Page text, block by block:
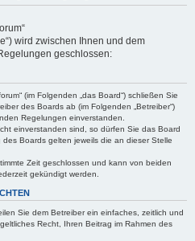
wird zwischen Ihnen und dem
geschlossen:
(im Folgenden „das Board“) schließen Sie
des Boards ab (im Folgenden „Betreiber“)
Regelungen einverstanden.
einverstanden sind, so dürfen Sie das Board
Boards gelten jeweils die an dieser Stelle
Zeit geschlossen und kann von beiden
gekündigt werden.
Sie dem Betreiber ein einfaches, zeitlich und
Recht, Ihren Beitrag im Rahmen des